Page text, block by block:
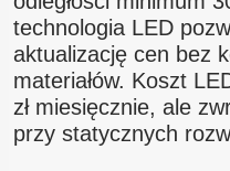
technologia LED
aktualizację cen bez
materiałów. Koszt
zł miesięcznie, ale
przy statycznych